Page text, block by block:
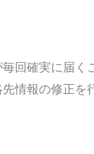
回確実に届
情報の修正を